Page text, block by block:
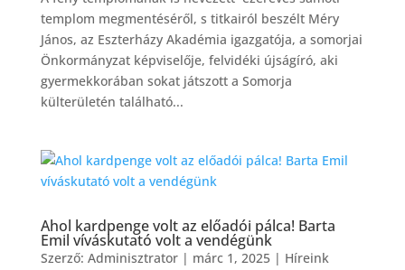
templom megmentéséről, s titkairól beszélt Méry
János, az Eszterházy Akadémia igazgatója, a somorjai
Önkormányzat képviselője, felvidéki újságíró, aki
gyermekkorában sokat játszott a Somorja
külterületén található...
Ahol kardpenge volt az előadói pálca! Barta
Emil víváskutató volt a vendégünk
Szerző: Adminisztrator| márc 1, 2025| Híreink